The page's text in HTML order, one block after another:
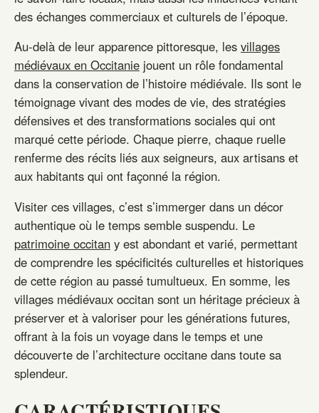
des échanges commerciaux et culturels de l’époque.
Au-delà de leur apparence pittoresque, les villages
médiévaux en Occitanie jouent un rôle fondamental
dans la conservation de l’histoire médiévale. Ils sont le
témoignage vivant des modes de vie, des stratégies
défensives et des transformations sociales qui ont
marqué cette période. Chaque pierre, chaque ruelle
renferme des récits liés aux seigneurs, aux artisans et
aux habitants qui ont façonné la région.
Visiter ces villages, c’est s’immerger dans un décor
authentique où le temps semble suspendu. Le
patrimoine occitan y est abondant et varié, permettant
de comprendre les spécificités culturelles et historiques
de cette région au passé tumultueux. En somme, les
villages médiévaux occitan sont un héritage précieux à
préserver et à valoriser pour les générations futures,
offrant à la fois un voyage dans le temps et une
découverte de l’architecture occitane dans toute sa
splendeur.